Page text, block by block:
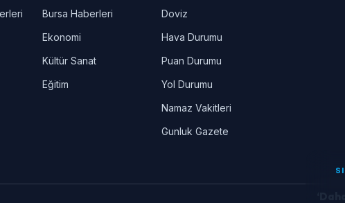
Bursa Haberleri
Ekonomi
Kültür Sanat
Eğitim
Doviz
Hava Durumu
Puan Durumu
Yol Durumu
Namaz Vakitleri
Gunluk Gazete